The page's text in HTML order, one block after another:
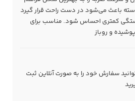
باعث می‌شود در دست راحت قرار گیرد
کمتری احساس شود. مناسب برای
و روباز
سفارش خود را به صورت آنلاین ثبت